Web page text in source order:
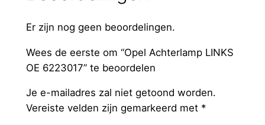
Er zijn nog geen beoordelingen.
Wees de eerste om “Opel Achterlamp LINKS
OE 6223017” te beoordelen
Je e-mailadres zal niet getoond worden.
Vereiste velden zijn gemarkeerd met *